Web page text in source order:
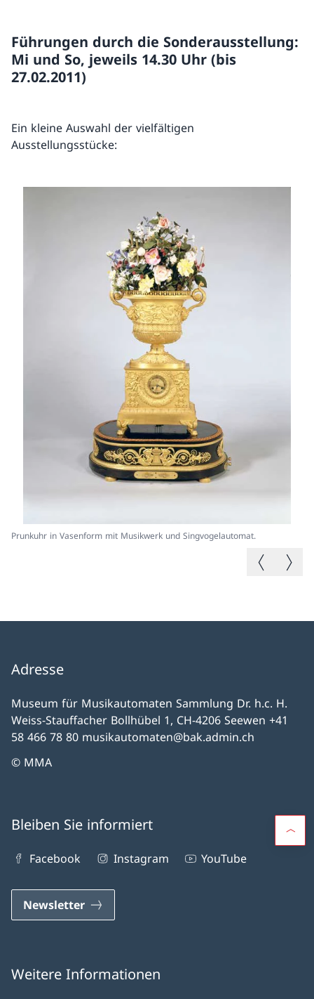
Führungen durch die Sonderausstellung:
Mi und So, jeweils 14.30 Uhr (bis
27.02.2011)
Ein kleine Auswahl der vielfältigen
Ausstellungsstücke:
Prunkuhr in Vasenform mit Musikwerk und Singvogelautomat.
Vorheriges
Adresse
Museum für Musikautomaten Sammlung Dr. h.c. H.
Weiss-Stauffacher Bollhübel 1, CH-4206 Seewen +41
58 466 78 80 musikautomaten@bak.admin.ch
© MMA
Bleiben Sie informiert
Facebook Instagram YouTube
Newsletter
Weitere Informationen